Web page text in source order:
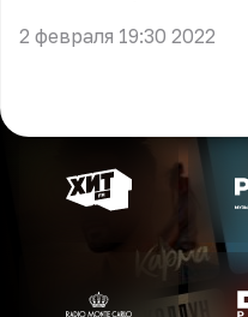
2 февраля 19:30 2022